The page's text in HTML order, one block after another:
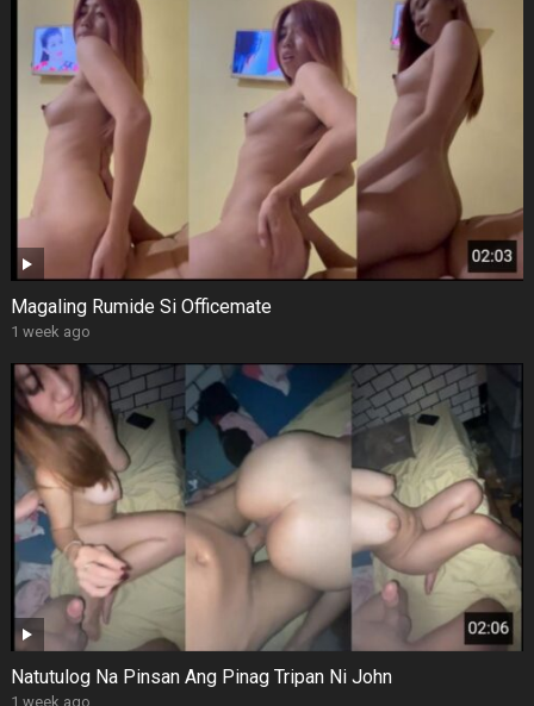
Magaling Rumide Si Officemate
1 week ago
Natutulog Na Pinsan Ang Pinag Tripan Ni John
1 week ago